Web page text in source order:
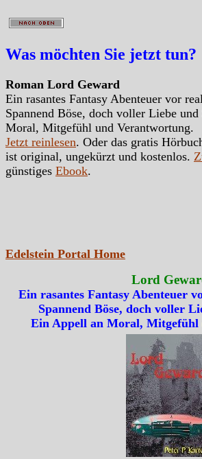
Was möchten Sie jetzt tun?
Roman Lord Geward
Ein rasantes Fantasy Abenteuer vor
Spannend Böse, doch voller Liebe
Moral, Mitgefühl und Verantwortung.
Jetzt reinlesen. Oder das gratis
ist original, ungekürzt und kostenlos.
günstiges Ebook.
Edelstein Portal Home
Lord
Ein rasantes Fantasy Abenteuer
Spannend Böse, doch voller
Ein Appell an Moral, Mitgefühl